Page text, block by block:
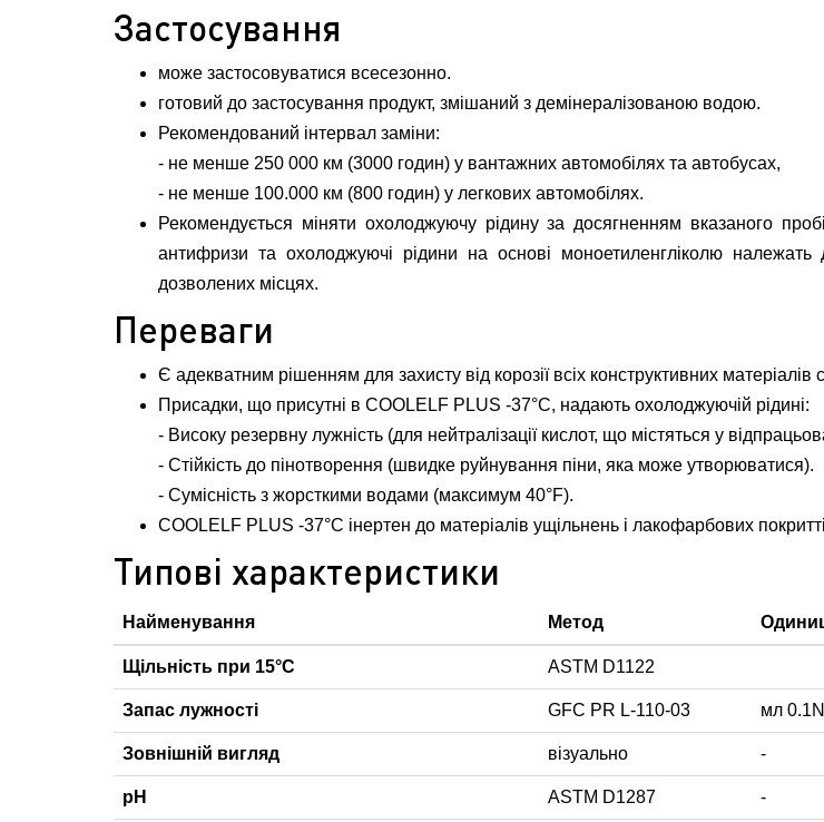
Застосування
може застосовуватися всесезонно.
готовий до застосування продукт, змішаний з демінералізованою водою.
Рекомендований інтервал заміни:
- не менше 250 000 км (3000 годин) у вантажних автомобілях та автобусах,
- не менше 100.000 км (800 годин) у легкових автомобілях.
Рекомендується міняти охолоджуючу рідину за досягненням вказаного
антифризи та охолоджуючі рідини на основі моноетиленгліколю належать
дозволених місцях.
Переваги
Є адекватним рішенням для захисту від корозії всіх конструктивних
Присадки, що присутні в COOLELF PLUS -37°C, надають охолоджуючій рідині:
- Високу резервну лужність (для нейтралізації кислот, що містяться у
- Стійкість до пінотворення (швидке руйнування піни, яка може утворюватися).
- Сумісність з жорсткими водами (максимум 40°F).
COOLELF PLUS -37°C інертен до матеріалів ущільнень і лакофарбових
Типові характеристики
Найменування Метод
Щільність при 15°С ASTM D1122
Запас лужності GFC PR L-110-03 мл
Зовнішній вигляд візуально -
pH ASTM D1287 -